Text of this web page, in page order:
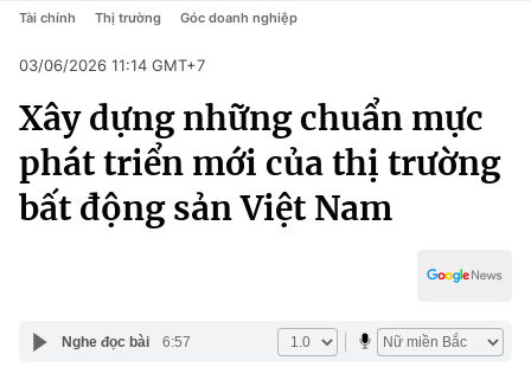
Chuyên mục
Chính trị
Xã hội
Y tế
Chính trị
Pháp luật
Kinh tế
Thể thao
Truyền hình
Văn hóa - Giải trí
Y tế
Tài chính Thị trường Góc doanh nghiệp
03/06/2026 11:14 GMT+7
Xây dựng những chuẩn mực
phát triển mới của thị trường
bất động sản Việt Nam
Nghe đọc bài 6:57